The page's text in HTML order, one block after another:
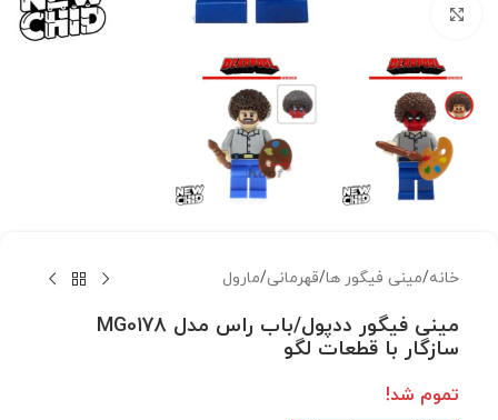
خانه/مینی فیگور ها/قهرمانی/مارول
مینی فیگور ددپول/باب راس مدل MG0178
سازگار با قطعات لگو
تموم شد!